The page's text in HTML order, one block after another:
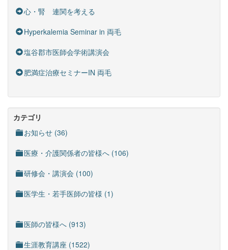
心・腎 連関を考える
Hyperkalemia Seminar in 両毛
塩谷郡市医師会学術講演会
肥満症治療セミナーIN 両毛
カテゴリ
お知らせ (36)
医療・介護関係者の皆様へ (106)
研修会・講演会 (100)
医学生・若手医師の皆様 (1)
医師の皆様へ (913)
生涯教育講座 (1522)